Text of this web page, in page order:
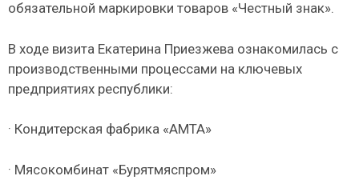
обязательной маркировки товаров «Честный знак».
В ходе визита Екатерина Приезжева ознакомилась с
производственными процессами на ключевых
предприятиях республики:
· Кондитерская фабрика «АМТА»
· Мясокомбинат «Бурятмяспром»